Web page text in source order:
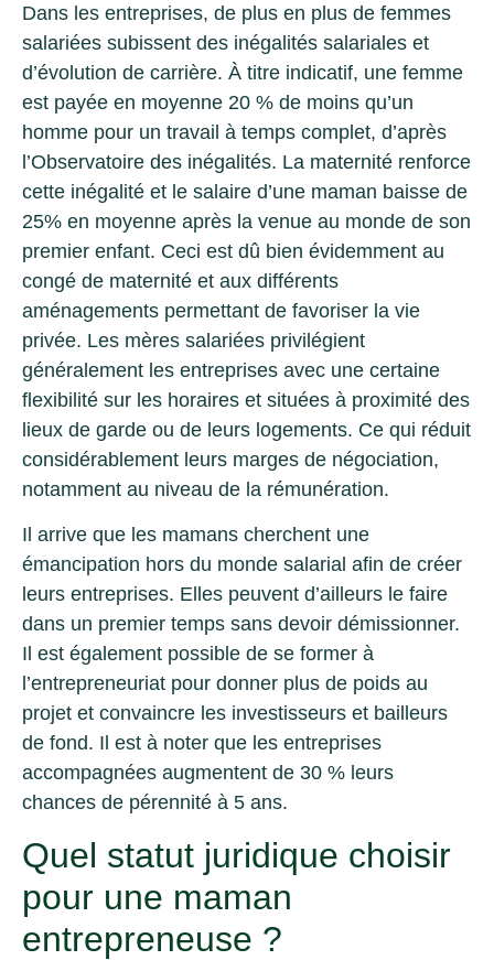
Dans les entreprises, de plus en plus de femmes
salariées subissent des inégalités salariales et
d’évolution de carrière. À titre indicatif, une femme
est payée en moyenne 20 % de moins qu’un
homme pour un travail à temps complet, d’après
l’Observatoire des inégalités. La maternité renforce
cette inégalité et le salaire d’une maman baisse de
25% en moyenne après la venue au monde de son
premier enfant. Ceci est dû bien évidemment au
congé de maternité et aux différents
aménagements permettant de favoriser la vie
privée. Les mères salariées privilégient
généralement les entreprises avec une certaine
flexibilité sur les horaires et situées à proximité des
lieux de garde ou de leurs logements. Ce qui réduit
considérablement leurs marges de négociation,
notamment au niveau de la rémunération.
Il arrive que les mamans cherchent une
émancipation hors du monde salarial afin de créer
leurs entreprises. Elles peuvent d’ailleurs le faire
dans un premier temps sans devoir démissionner.
Il est également possible de se former à
l’entrepreneuriat pour donner plus de poids au
projet et convaincre les investisseurs et bailleurs
de fond. Il est à noter que les entreprises
accompagnées augmentent de 30 % leurs
chances de pérennité à 5 ans.
Quel statut juridique choisir
pour une maman
entrepreneuse ?